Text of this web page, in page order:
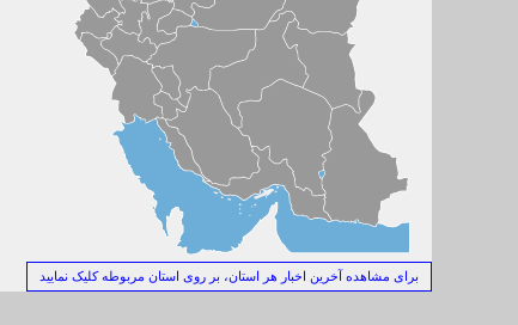
برای مشاهده آخرین اخبار هر استان، بر روی استان مربوطه کلیک نمایید